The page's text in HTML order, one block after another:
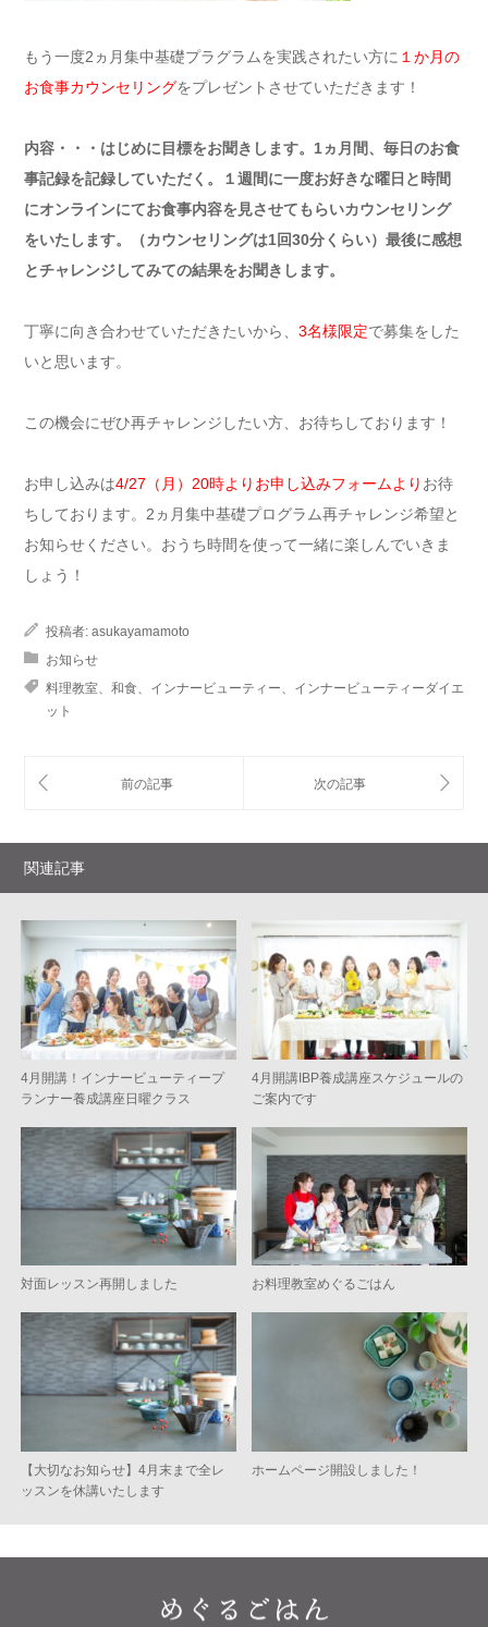
もう一度2ヵ月集中基礎プラグラムを実践されたい方に １か月の
お食事カウンセリングをプレゼントさせていただきます！
内容・・・はじめに目標をお聞きします。1ヵ月間、毎日のお食
事記録を記録していただく。１週間に一度お好きな曜日と時間
にオンラインにてお食事内容を見させてもらいカウンセリング
をいたします。（カウンセリングは1回30分くらい）最後に感想
とチャレンジしてみての結果をお聞きします。
丁寧に向き合わせていただきたいから、 3名様限定で募集をした
いと思います。
この機会にぜひ再チャレンジしたい方、お待ちしております！
お申し込みは4/27（月）20時よりお申し込みフォームより お待
ちしております。2ヵ月集中基礎プログラム再チャレンジ希望と
お知らせください。おうち時間を使って一緒に楽しんでいきま
しょう！
投稿者: asukayamamoto
お知らせ
料理教室、和食、インナービューティー、インナービューティーダイエ
ット
関連記事
4月開講！インナービューティープ
ランナー養成講座日曜クラス
4月開講IBP養成講座スケジュールの
ご案内です
対面レッスン再開しました お料理教室めぐるごはん
【大切なお知らせ】4月末まで全レ
ッスンを休講いたします
ホームページ開設しました！